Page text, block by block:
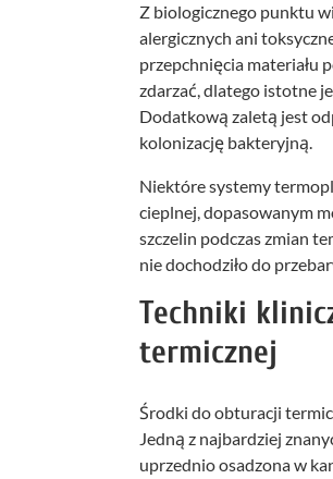
Z biologicznego punktu
alergicznych ani
przepchnięcia materiału
zdarzać, dlatego istotne
Dodatkową zaletą jest
kolonizację bakteryjną.
Niektóre systemy
cieplnej, dopasowanym
szczelin podczas zmian
nie dochodziło do
Techniki
termicznej
Środki do obturacji
Jedną z najbardziej
uprzednio osadzona w